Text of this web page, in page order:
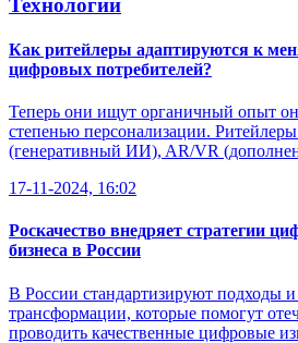
Как ритейлеры адаптируются к
цифровых потребителей?
Теперь они ищут органичный опыт
степенью персонализации.
(генеративный ИИ), AR/VR
17-11-2024, 16:02
Роскачество внедряет стратегии
бизнеса в России
В России стандартизируют подходы
трансформации, которые помогут
проводить качественные цифровые